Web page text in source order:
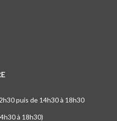
puis de 14h30 à 18h30
à 18h30)